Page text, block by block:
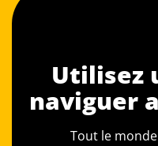
Utilisez
naviguer
Tout le